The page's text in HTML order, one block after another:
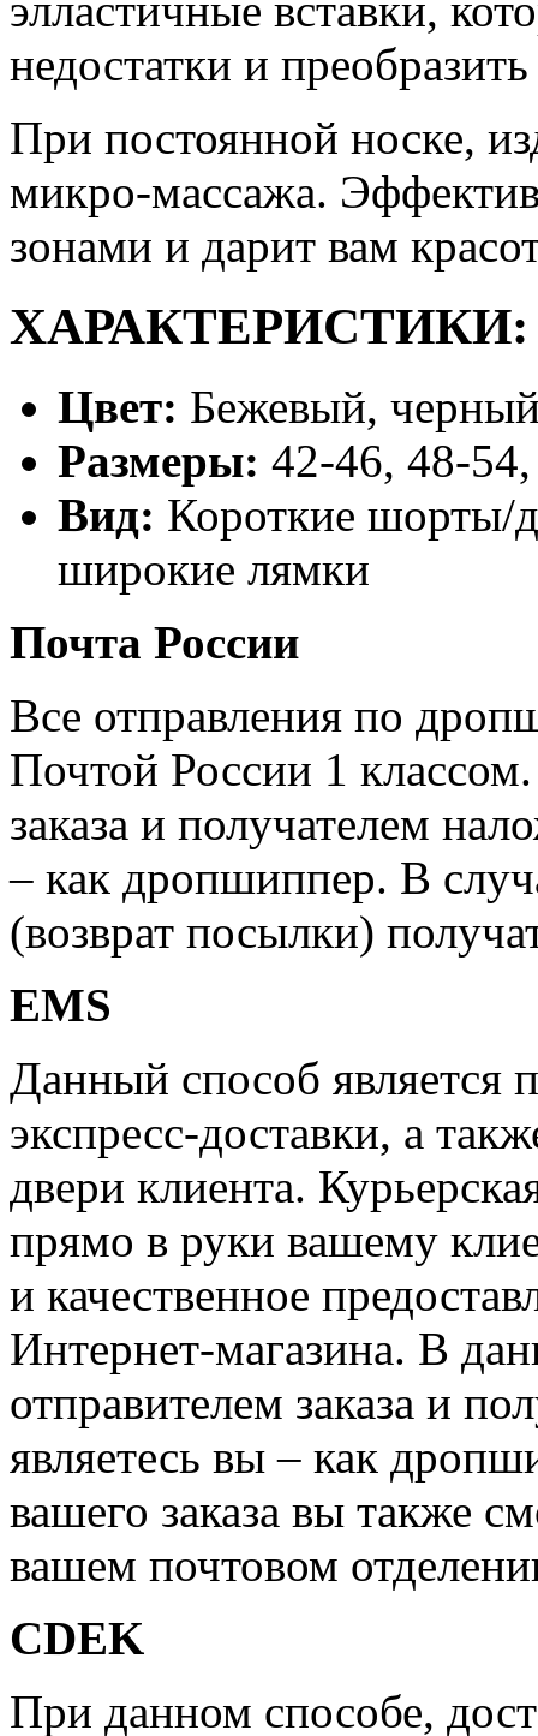
недостатки и
При постоянной носке,
микро-массажа.
зонами и дарит вам
ХАРАКТЕРИСТИКИ:
Цвет: Бежевый,
Размеры: 42-46, 48-
Вид: Короткие шорты/
широкие лямки
Почта России
Все отправления по
Почтой России 1
заказа и получателем
– как дропшиппер. В
(возврат посылки)
EMS
Данный способ является
экспресс-доставки, а
двери клиента.
прямо в руки вашему
и качественное
Интернет-магазина. В
отправителем заказа и
являетесь вы – как
вашего заказа вы также
вашем почтовом
CDEK
При данном способе,